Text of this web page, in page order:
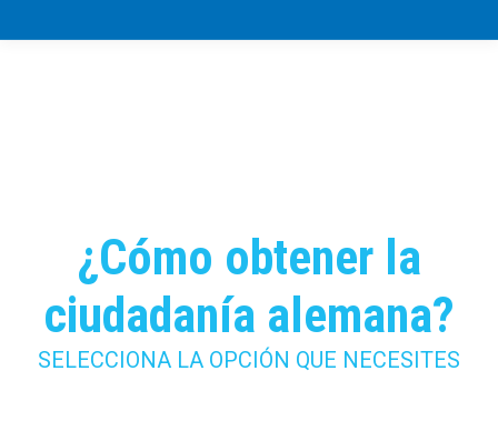
¿Cómo obtener la
ciudadanía alemana?
SELECCIONA LA OPCIÓN QUE NECESITES